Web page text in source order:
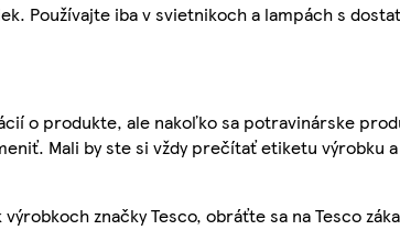
Používajte iba v svietnikoch a lampách s
o produkte, ale nakoľko sa potravinárske
Mali by ste si vždy prečítať etiketu výrobku
značky Tesco, obráťte sa na Tesco